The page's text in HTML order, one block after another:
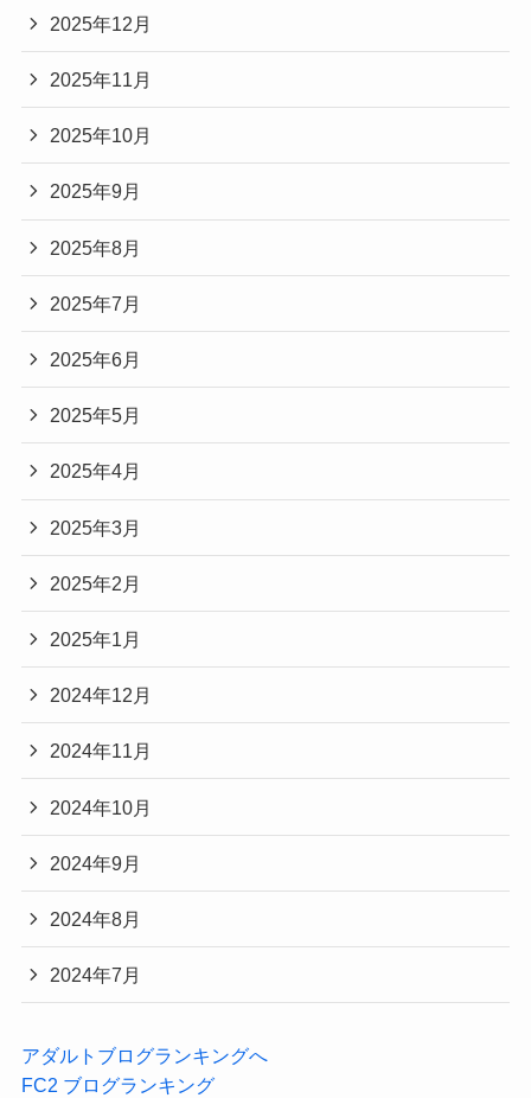
2025年12月
2025年11月
2025年10月
2025年9月
2025年8月
2025年7月
2025年6月
2025年5月
2025年4月
2025年3月
2025年2月
2025年1月
2024年12月
2024年11月
2024年10月
2024年9月
2024年8月
2024年7月
アダルトブログランキングへ
FC2 ブログランキング